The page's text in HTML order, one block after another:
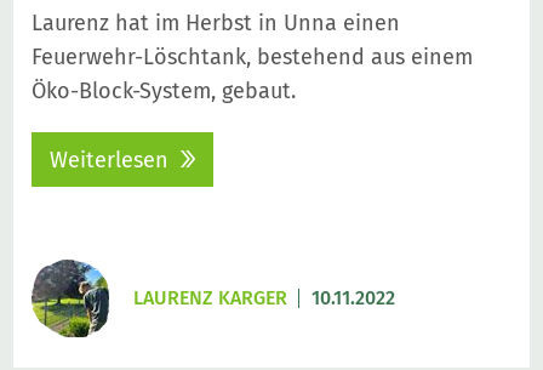
Laurenz hat im Herbst in Unna einen
Feuerwehr-Löschtank, bestehend aus einem
Öko-Block-System, gebaut.
Weiterlesen
LAURENZ KARGER 10.11.2022